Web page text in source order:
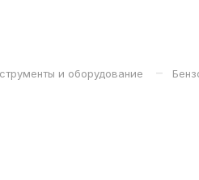
и оборудование –